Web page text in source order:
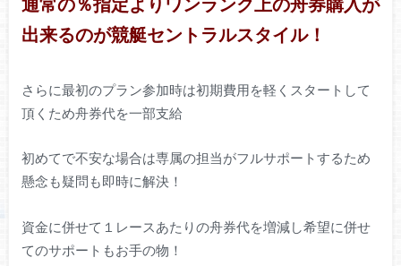
出来るのが競艇セントラルスタイル！
さらに最初のプラン参加時は初期費用を軽くスタートして
頂くため舟券代を一部支給
初めてで不安な場合は専属の担当がフルサポートするため
懸念も疑問も即時に解決！
資金に併せて１レースあたりの舟券代を増減し希望に併せ
てのサポートもお手の物！